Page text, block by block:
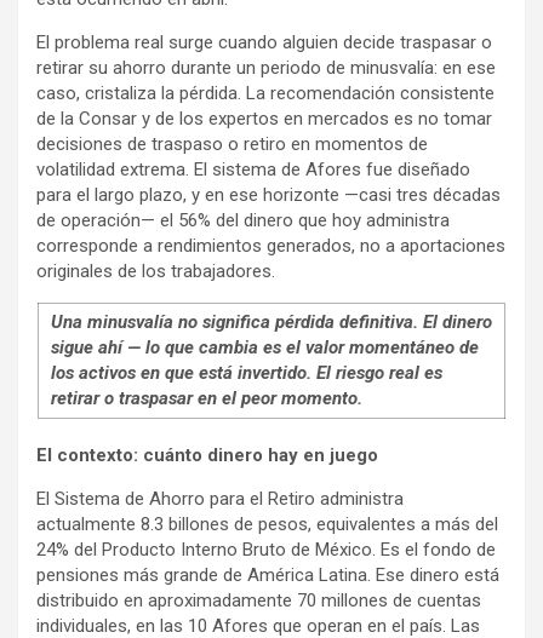
El problema real surge cuando alguien decide traspasar o
retirar su ahorro durante un periodo de minusvalía: en ese
caso, cristaliza la pérdida. La recomendación consistente
de la Consar y de los expertos en mercados es no tomar
decisiones de traspaso o retiro en momentos de
volatilidad extrema. El sistema de Afores fue diseñado
para el largo plazo, y en ese horizonte —casi tres décadas
de operación— el 56% del dinero que hoy administra
corresponde a rendimientos generados, no a aportaciones
originales de los trabajadores.
Una minusvalía no significa pérdida definitiva. El dinero
sigue ahí — lo que cambia es el valor momentáneo de
los activos en que está invertido. El riesgo real es
retirar o traspasar en el peor momento.
El contexto: cuánto dinero hay en juego
El Sistema de Ahorro para el Retiro administra
actualmente 8.3 billones de pesos, equivalentes a más del
24% del Producto Interno Bruto de México. Es el fondo de
pensiones más grande de América Latina. Ese dinero está
distribuido en aproximadamente 70 millones de cuentas
individuales, en las 10 Afores que operan en el país. Las